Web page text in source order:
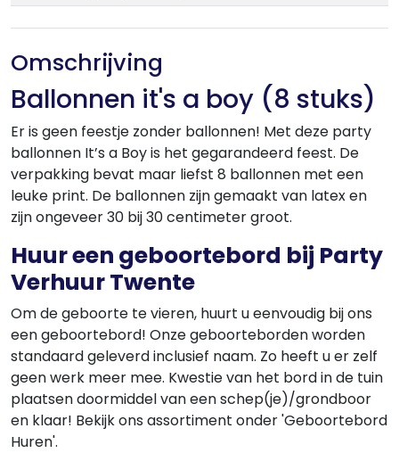
Omschrijving
Ballonnen it's a boy (8 stuks)
Er is geen feestje zonder ballonnen! Met deze party
ballonnen It’s a Boy is het gegarandeerd feest. De
verpakking bevat maar liefst 8 ballonnen met een
leuke print. De ballonnen zijn gemaakt van latex en
zijn ongeveer 30 bij 30 centimeter groot.
Huur een geboortebord bij Party
Verhuur Twente
Om de geboorte te vieren, huurt u eenvoudig bij ons
een geboortebord! Onze geboorteborden worden
standaard geleverd inclusief naam. Zo heeft u er zelf
geen werk meer mee. Kwestie van het bord in de tuin
plaatsen doormiddel van een schep(je)/grondboor
en klaar! Bekijk ons assortiment onder 'Geboortebord
Huren'.